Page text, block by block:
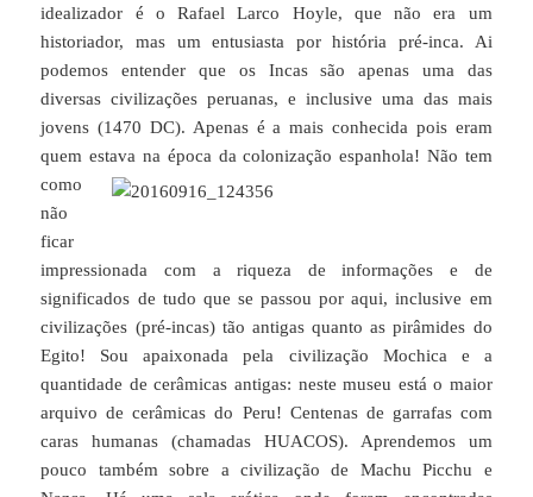
idealizador é o Rafael Larco Hoyle, que não era um
historiador, mas um entusiasta por história pré-inca. Ai
podemos entender que os Incas são apenas uma das
diversas civilizações peruanas, e inclusive uma das mais
jovens (1470 DC). Apenas é a mais conhecida pois eram
quem estava na época da colonização espanhola! Não tem
como
não
ficar
impressionada com a riqueza de informações e de
significados de tudo que se passou por aqui, inclusive em
civilizações (pré-incas) tão antigas quanto as pirâmides do
Egito! Sou apaixonada pela civilização Mochica e a
quantidade de cerâmicas antigas: neste museu está o maior
arquivo de cerâmicas do Peru! Centenas de garrafas com
caras humanas (chamadas HUACOS). Aprendemos um
pouco também sobre a civilização de Machu Picchu e